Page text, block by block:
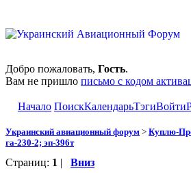
Добро пожаловать, Гость.
Вам не пришло письмо с кодом
Начало ПоискКалендарьТэгиВойти
Украинский авиационный форум > Куплю-
га-230-2; эп-396т
Страниц: 1 | Вниз